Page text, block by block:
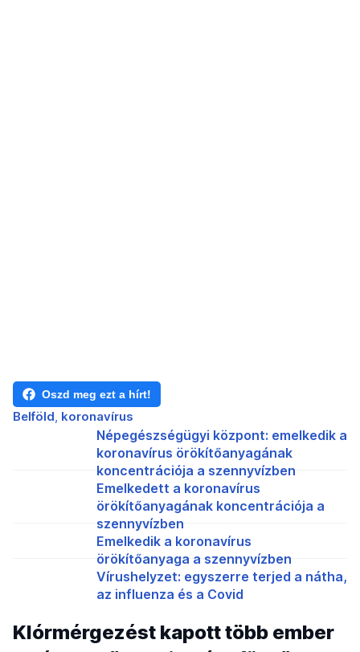
Oszd meg ezt a hírt!
Belföld koronavírus
Népegészségügyi központ: emelkedik a
koronavírus örökítőanyagának
koncentrációja a szennyvízben
Emelkedett a koronavírus
örökítőanyagának koncentrációja a
szennyvízben
Emelkedik a koronavírus
örökítőanyaga a szennyvízben
Vírushelyzet: egyszerre terjed a nátha,
az influenza és a Covid
Klórmérgezést kapott több ember